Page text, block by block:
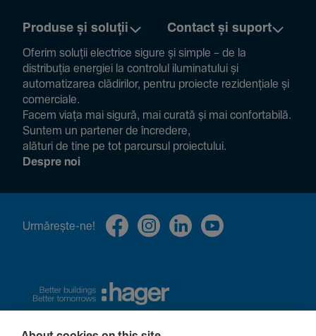
Produse și soluții Contact și suport
Oferim soluții electrice sigure și simple – de la
distribuția energiei la controlul ilumi­na­tului și
auto­ma­ti­zarea clădi­rilor, pentru proiecte rezi­den­țiale și
comer­ciale.
Facem viața mai sigură, mai curată și mai confor­ta­bilă.
Suntem un partener de încre­dere,
alături de tine pe tot parcursul proiec­tului.
Despre noi
Urmă­rește-ne!